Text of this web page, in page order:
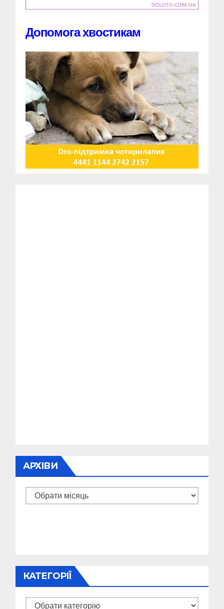
Допомога хвостикам
АРХІВИ
Архіви
КАТЕГОРІЇ
Категорії